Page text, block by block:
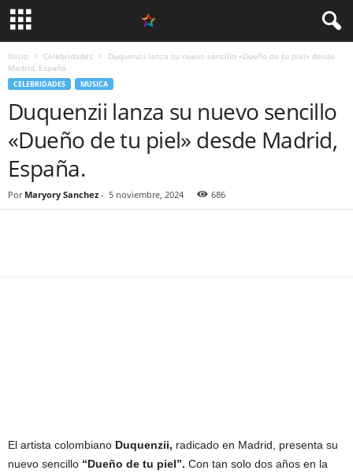
Inicio Celebridades
Duquenzii lanza su nuevo sencillo «Dueño de tu piel» desde
Madrid, España.
CELEBRIDADES MUSICA
Duquenzii lanza su nuevo sencillo
«Dueño de tu piel» desde Madrid,
España.
Por Maryory Sanchez - 5 noviembre, 2024 686
El artista colombiano Duquenzii, radicado en Madrid, presenta su
nuevo sencillo “Dueño de tu piel”. Con tan solo dos años en la